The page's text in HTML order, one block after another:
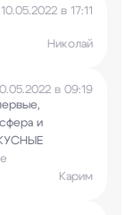
10.05.2022 в 17:11
Николай
в 09:19
и
Карим